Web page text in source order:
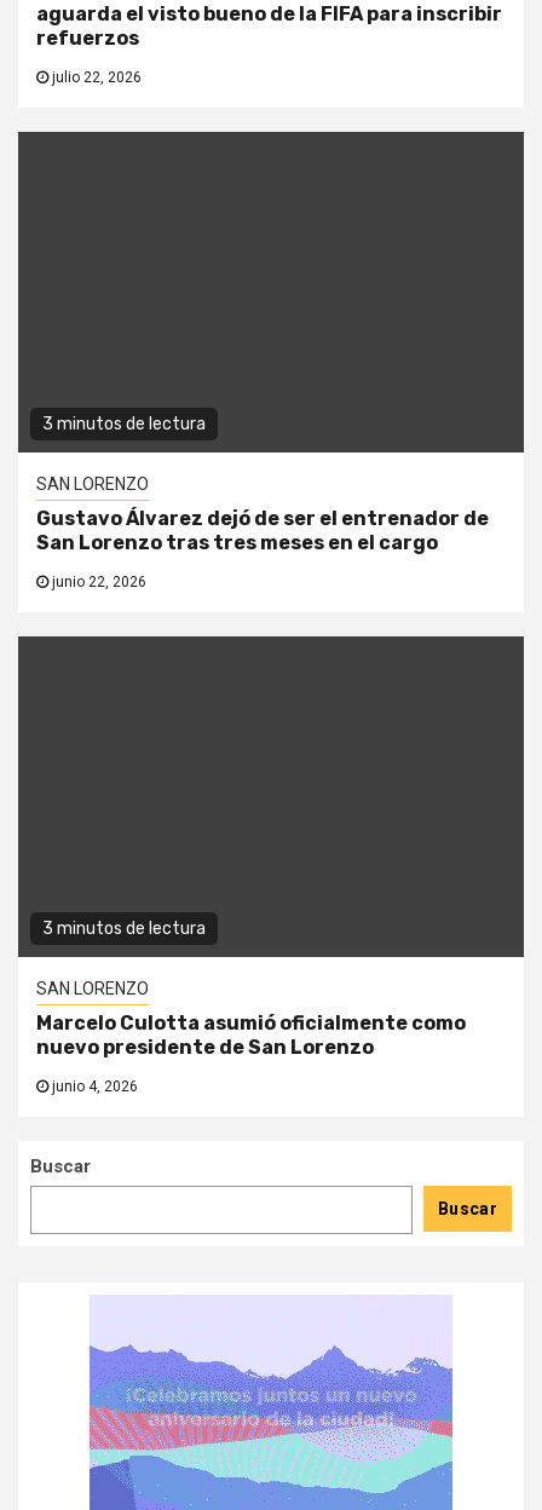
aguarda el visto bueno de la FIFA para inscribir
refuerzos
julio 22, 2026
3 minutos de lectura
SAN LORENZO
Gustavo Álvarez dejó de ser el entrenador de
San Lorenzo tras tres meses en el cargo
junio 22, 2026
3 minutos de lectura
SAN LORENZO
Marcelo Culotta asumió oficialmente como
nuevo presidente de San Lorenzo
junio 4, 2026
Buscar
Buscar